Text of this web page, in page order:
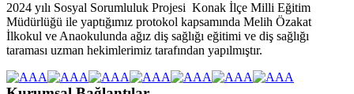
2024 yılı Sosyal Sorumluluk Projesi Konak İlçe Milli Eğitim
Müdürlüğü ile yaptığımız protokol kapsamında Melih Özakat
İlkokul ve Anaokulunda ağız diş sağlığı eğitimi ve diş sağlığı
taraması uzman hekimlerimiz tarafından yapılmıştır.